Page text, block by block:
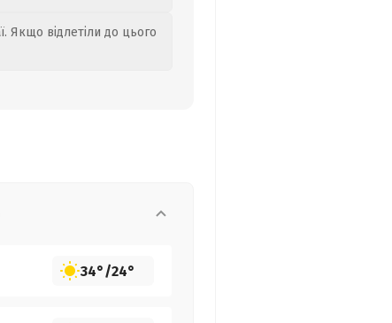
Якщо відлетіли до цього
34°/24°